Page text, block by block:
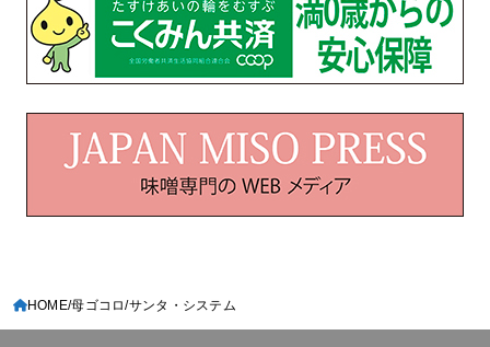
HOME 母ゴコロ サンタ・システム